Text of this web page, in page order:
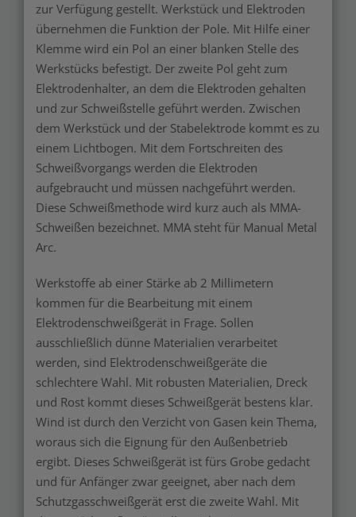
zur Verfügung gestellt. Werkstück und Elektroden
übernehmen die Funktion der Pole. Mit Hilfe einer
Klemme wird ein Pol an einer blanken Stelle des
Werkstücks befestigt. Der zweite Pol geht zum
Elektrodenhalter, an dem die Elektroden gehalten
und zur Schweißstelle geführt werden. Zwischen
dem Werkstück und der Stabelektrode kommt es zu
einem Lichtbogen. Mit dem Fortschreiten des
Schweißvorgangs werden die Elektroden
aufgebraucht und müssen nachgeführt werden.
Diese Schweißmethode wird kurz auch als MMA-
Schweißen bezeichnet. MMA steht für Manual Metal
Arc.
Werkstoffe ab einer Stärke ab 2 Millimetern
kommen für die Bearbeitung mit einem
Elektrodenschweißgerät in Frage. Sollen
ausschließlich dünne Materialien verarbeitet
werden, sind Elektrodenschweißgeräte die
schlechtere Wahl. Mit robusten Materialien, Dreck
und Rost kommt dieses Schweißgerät bestens klar.
Wind ist durch den Verzicht von Gasen kein Thema,
woraus sich die Eignung für den Außenbetrieb
ergibt. Dieses Schweißgerät ist fürs Grobe gedacht
und für Anfänger zwar geeignet, aber nach dem
Schutzgasschweißgerät erst die zweite Wahl. Mit